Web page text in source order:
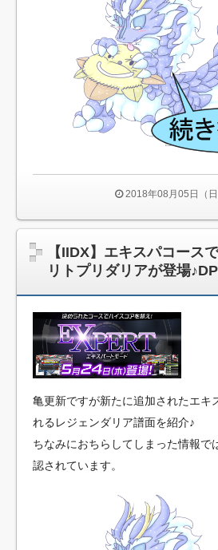
猫さん達による、集団ペロ・・・可
PS2の名作といえば？
【スパロボX】万丈が舞人に向かっ
【朗報】陸上男子４００Ｍリレー、
得！！！！！！！！！
出演疑惑がきっかけで何故か大人気に
お前らは自分のプレイしているゲー
イスカ！！アイドル前だが回す人多い！
モンハンワールドやってるんだけど
【悲報】ニンテンドースイッチ『ゼ
ルスターズDX』初週消化率が悲惨なこ
へ・・
付録と雑誌が一致してない・・・
い、お飲み物は…」俺「お水で」店員
【PUBG】渾身の遠投は奇跡の一投
「からかい上手の高木さん」6話感
でもそんな本音は言ってあげないから、
BMS練習譜面生成ツールを公開しま
BMS練習譜面生成ツールを公開しま
本人可愛いのに絵が壊滅的なサーク
2018年08月05日（日
【IIDX】エキスパコース
リトプリダリアが登場
亀更新ですが新たに追加されたエキ
れるレジェンダリア譜面を紹介♪
ちなみにおちらしてしまった情報で
認されています。